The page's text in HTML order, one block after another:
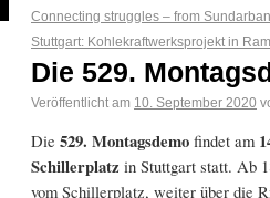
Connecting struggles – from
Stuttgart: Kohlekraftwerksprojekt in
Die 529.
Veröffentlicht am 10. September 2020
Die 529. Montagsdemo findet am
Schillerplatz in Stuttgart statt. Ab
vom Schillerplatz, weiter über die